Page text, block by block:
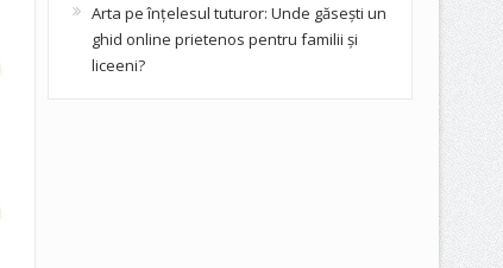
Arta pe înțelesul tuturor: Unde găsești un
ghid online prietenos pentru familii și
liceeni?